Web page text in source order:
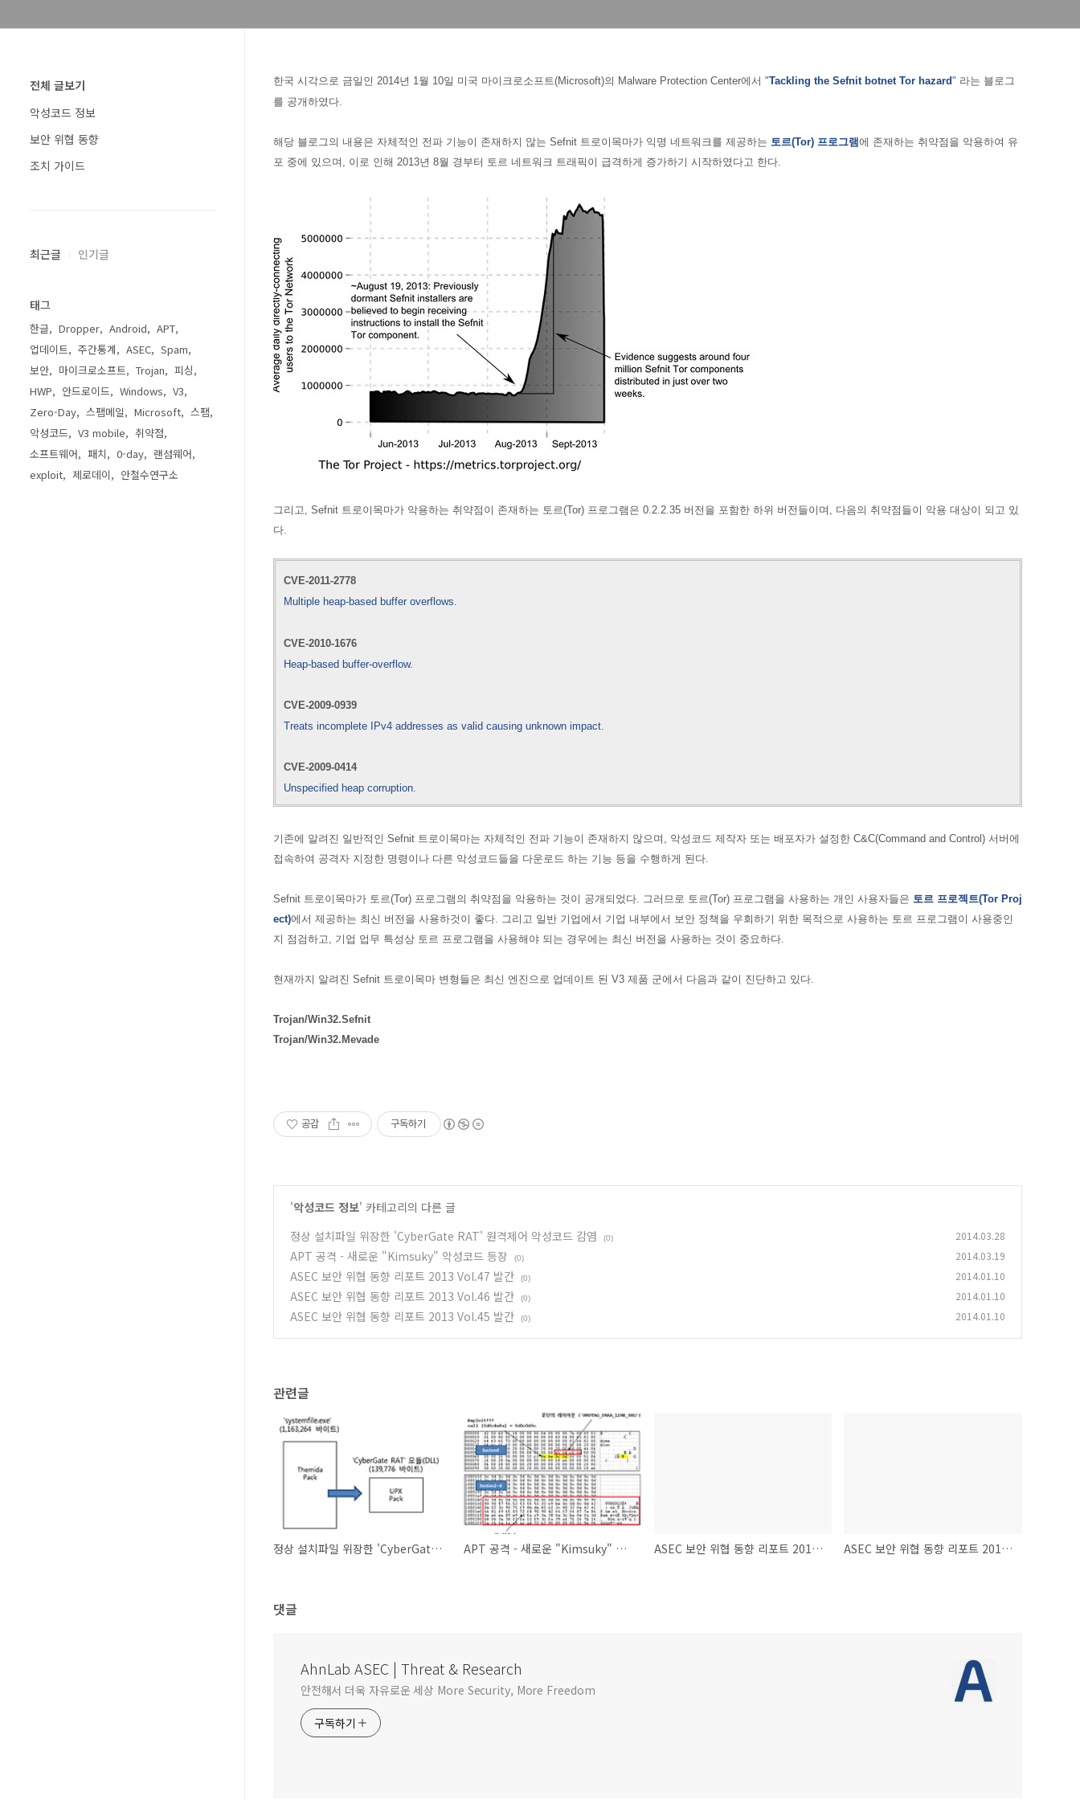
한국 시각으로 금일인 2014년 1월 10일 미국 마이크로소프트(Microsoft)의 Malware Protection Center에서 "Tackling the Sefnit botnet Tor hazard" 라는 블로그
를 공개하였다.
해당 블로그의 내용은 자체적인 전파 기능이 존재하지 않는 Sefnit 트로이목마가 익명 네트워크를 제공하는 토르(Tor) 프로그램에 존재하는 취약점을 악용하여 유
포 중에 있으며, 이로 인해 2013년 8월 경부터 토르 네트워크 트래픽이 급격하게 증가하기 시작하였다고 한다.
그리고, Sefnit 트로이목마가 악용하는 취약점이 존재하는 토르(Tor) 프로그램은 0.2.2.35 버전을 포함한 하위 버전들이며, 다음의 취약점들이 악용 대상이 되고 있
다.
CVE-2011-2778
Multiple heap-based buffer overflows.
CVE-2010-1676
Heap-based buffer-overflow.
CVE-2009-0939
Treats incomplete IPv4 addresses as valid causing unknown impact.
CVE-2009-0414
Unspecified heap corruption.
기존에 알려진 일반적인 Sefnit 트로이목마는 자체적인 전파 기능이 존재하지 않으며, 악성코드 제작자 또는 배포자가 설정한 C&C(Command and Control) 서버에
접속하여 공격자 지정한 명령이나 다른 악성코드들을 다운로드 하는 기능 등을 수행하게 된다.
Sefnit 트로이목마가 토르(Tor) 프로그램의 취약점을 악용하는 것이 공개되었다. 그러므로 토르(Tor) 프로그램을 사용하는 개인 사용자들은 토르 프로젝트(Tor Proj
ect)에서 제공하는 최신 버전을 사용하것이 좋다. 그리고 일반 기업에서 기업 내부에서 보안 정책을 우회하기 위한 목적으로 사용하는 토르 프로그램이 사용중인
지 점검하고, 기업 업무 특성상 토르 프로그램을 사용해야 되는 경우에는 최신 버전을 사용하는 것이 중요하다.
현재까지 알려진 Sefnit 트로이목마 변형들은 최신 엔진으로 업데이트 된 V3 제품 군에서 다음과 같이 진단하고 있다.
Trojan/Win32.Sefnit
Trojan/Win32. Mevade
공감 구독하기
'악성코드 정보' 카테고리의 다른 글
정상 설치파일 위장한 'CyberGate RAT' 원격제어 악성코드 감염
(0) 2014.03.28
APT 공격 - 새로운 "Kimsuky" 악성코드 등장 (0) 2014.03.19
ASEC 보안 위협 동향 리포트 2013 Vol.47 발간 (0) 2014.01.10
ASEC 보안 위협 동향 리포트 2013 Vol.46 발간 (0) 2014.01.10
ASEC 보안 위협 동향 리포트 2013 Vol.45 발간 (0) 2014.01.10
관련글
정상 설치파일 위장한 'CyberGate RAT' 원격제어 악성코드 감염 APT 공격 - 새로운 "Kimsuky" 악성코드 등장 ASEC 보안 위협 동향 리포트 2013 Vol.47 발간 ASEC 보안 위협 동향 리포트 2013 Vol.46 발간
댓글
AhnLab ASEC | Threat & Research
안전해서 더욱 자유로운 세상 More Security, More Freedom
구독하기
전체 글보기
악성코드 정보
보안 위협 동향
조치 가이드
최근글 인기글
태그
한글 Dropper Android
APT
업데이트
주간통계 ASEC
Spam
보안
마이크로소프트 Trojan
피싱
HWP
안드로이드 Windows
V3
Zero-Day
스팸메일 Microsoft
스팸
악성코드
V3 mobile
취약점
소프트웨어
패치 0-day
랜섬웨어
exploit
제로데이 안철수연구소